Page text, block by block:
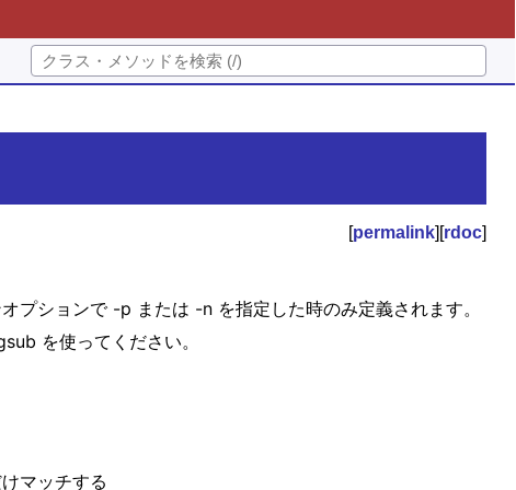
[permalink][rdoc]
プションで -p または -n を指定した時のみ定義されます。
を使ってください。
マッチする